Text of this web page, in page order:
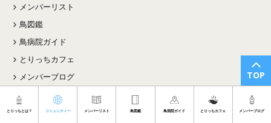
TOP
とりっちとは？ コミュニティー メンバーリスト 鳥図鑑 鳥病院ガイド とりっちカフェ メンバーブログ
メンバーリスト
鳥図鑑
鳥病院ガイド
とりっちカフェ
メンバーブログ
よくある質問
お問い合わせ